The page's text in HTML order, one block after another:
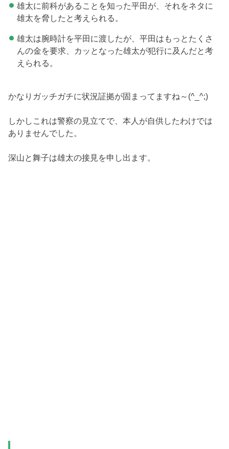
雄太に前科があることを知った平田が、それをネタに
雄太を脅したと考えられる。
雄太は腕時計を平田に渡したが、平田はもっとたくさ
んの金を要求、カッとなった雄太が犯行に及んだと考
えられる。
かなりガッチガチに状況証拠が固まってますね～(^_^;)
しかしこれは警察の見立てで、本人が自供したわけでは
ありませんでした。
深山と舞子は雄太の接見を申し出ます。